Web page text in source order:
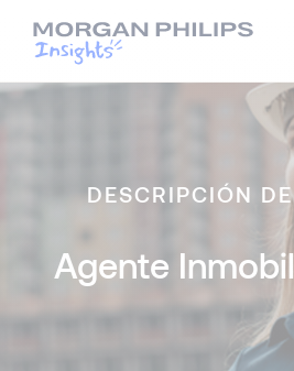
DESCRIPCIÓN
Agente